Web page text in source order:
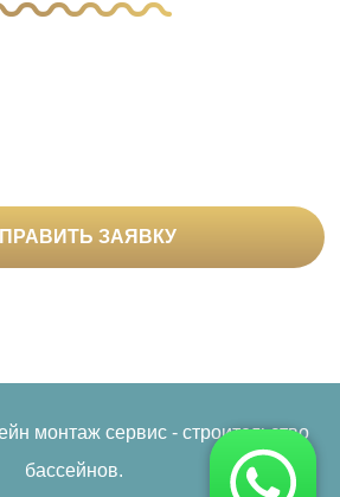
ЗАЯВКУ
монтаж сервис - строительство
бассейнов.